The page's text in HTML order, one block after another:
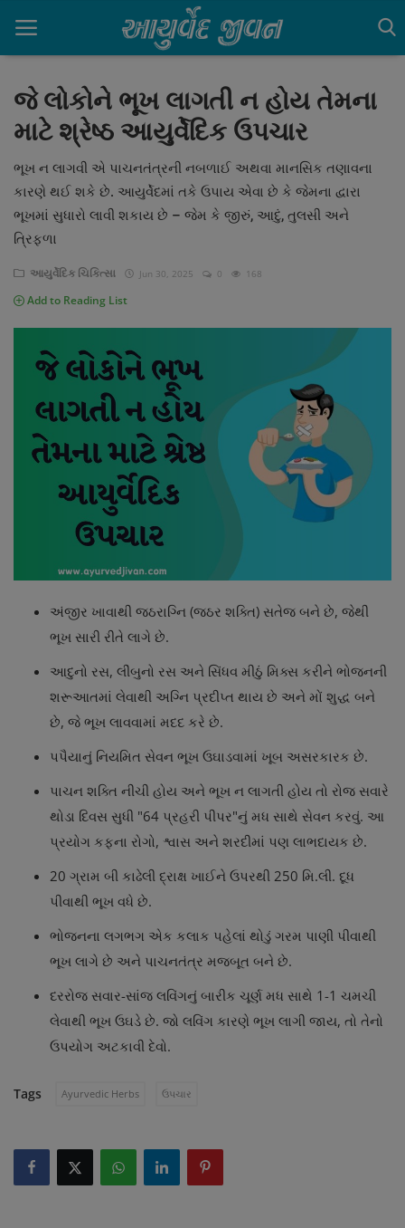
Home
About Us
Contact
આયુર્વેદ પરિચય
આયુર્વેદિક પૌષ્ટિક આહાર
જીવનશૈલી અને સ્વાસ્થ્ય
Gallery
Login
Register
જે લોકોને ભૂખ લાગતી ન હોય તેમના
માટે શ્રેષ્ઠ આયુર્વેદિક ઉપચાર
ભૂખ ન લાગવી એ પાચનતંત્રની નબળાઈ અથવા માનસિક તણાવના
કારણે થઈ શકે છે. આયુર્વેદમાં તકે ઉપાય એવા છે કે જેમના દ્વારા
ભૂખમાં સુધારો લાવી શકાય છે – જેમ કે જીરું, આદું, તુલસી અને
ત્રિફળા
આયુર્વેદિક ચિકિત્સા Jun 30, 2025 0 168
Add to Reading List
અંજીર ખાવાથી જઠરાગ્નિ (જઠર શક્તિ) સતેજ બને છે, જેથી
ભૂખ સારી રીતે લાગે છે.
આદુનો રસ, લીંબુનો રસ અને સિંધવ મીઠું મિક્સ કરીને ભોજનની
શરૂઆતમાં લેવાથી અગ્નિ પ્રદીપ્ત થાય છે અને મોં શુદ્ધ બને
છે, જે ભૂખ લાવવામાં મદદ કરે છે.
પપૈયાનું નિયમિત સેવન ભૂખ ઉઘાડવામાં ખૂબ અસરકારક છે.
પાચન શક્તિ નીચી હોય અને ભૂખ ન લાગતી હોય તો રોજ સવારે
થોડા દિવસ સુધી "64 પ્રહરી પીપર"નું મધ સાથે સેવન કરવું. આ
પ્રયોગ કફના રોગો, શ્વાસ અને શરદીમાં પણ લાભદાયક છે.
20 ગ્રામ બી કાઢેલી દ્રાક્ષ ખાઈને ઉપરથી 250 મિ.લી. દૂધ
પીવાથી ભૂખ વધે છે.
ભોજનના લગભગ એક કલાક પહેલાં થોડું ગરમ પાણી પીવાથી
ભૂખ લાગે છે અને પાચનતંત્ર મજબૂત બને છે.
દરરોજ સવાર-સાંજ લવિંગનું બારીક ચૂર્ણ મધ સાથે 1-1 ચમચી
લેવાથી ભૂખ ઉઘડે છે. જો લવિંગ કારણે ભૂખ લાગી જાય, તો તેનો
ઉપયોગ અટકાવી દેવો.
Tags Ayurvedic Herbs ઉપચાર